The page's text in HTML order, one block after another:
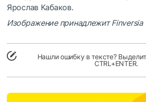
Ярослав Кабаков.
Изображение принадлежит Finversia
Нашли ошибку в тексте?
CTRL+ENTER.